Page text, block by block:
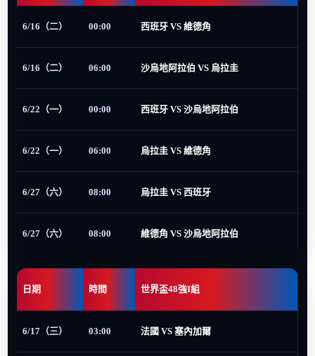
6/16（二） 00:00 西班牙 VS 維德角
6/16（二） 06:00 沙烏地阿拉伯 VS 烏拉圭
6/22（一） 00:00 西班牙 VS 沙烏地阿拉伯
6/22（一） 06:00 烏拉圭 VS 維德角
6/27（六） 08:00 烏拉圭 VS 西班牙
6/27（六） 08:00 維德角 VS 沙烏地阿拉伯
日期 時間 世界盃48強I組
6/17（三） 03:00 法國 VS 塞內加爾